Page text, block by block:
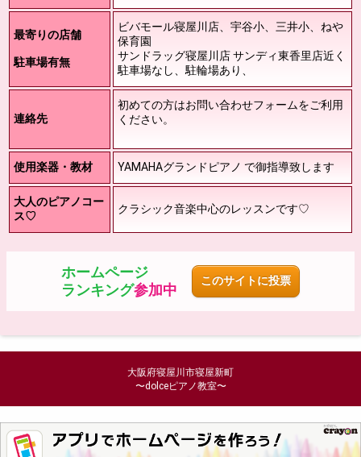
最寄りの店舗
駐車場有無
ビバモール寝屋川店、宇谷小、三井小、ねや
保育園
サンドラッグ寝屋川店 サンディ東香里店近く
駐車場なし、駐輪場あり、
連絡先
初めての方はお問い合わせフォームをご利用
ください。
使用楽器・教材 YAMAHAグランドピアノ で御指導致します
大人のピアノコー
ス♡
クラシック音楽中心のレッスンです♡
ホームページ
ランキング参加中
このサイトに投票
大阪府寝屋川市寝屋新町
〜dolceピアノ教室〜